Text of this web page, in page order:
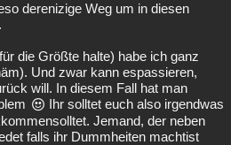
derenizige Weg um in diesen
die Größte halte) habe ich ganz
Und zwar kann espassieren,
will. In diesem Fall hat man
Ihr solltet euch also irgendwas
Jemand, der neben
falls ihr Dummheiten machtist